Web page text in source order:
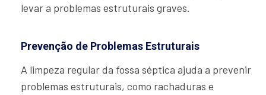
levar a problemas estruturais graves.
Prevenção de Problemas Estruturais
A limpeza regular da fossa séptica ajuda a prevenir
problemas estruturais, como rachaduras e